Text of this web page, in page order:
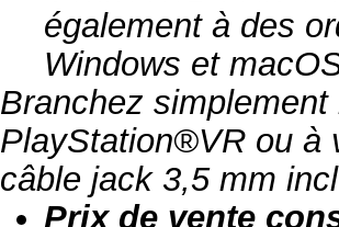
également à des
Windows et
Branchez
PlayStation®VR ou à
câble jack 3,5 mm
Prix de vente